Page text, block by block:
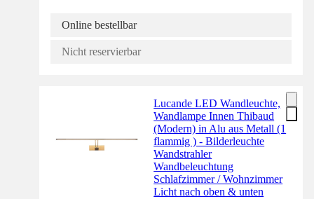
Online bestellbar
Nicht reservierbar
Lucande LED Wandleuchte,
Wandlampe Innen Thibaud
(Modern) in Alu aus Metall (1
flammig ) - Bilderleuchte
Wandstrahler
Wandbeleuchtung
Schlafzimmer / Wohnzimmer
Licht nach oben & unten